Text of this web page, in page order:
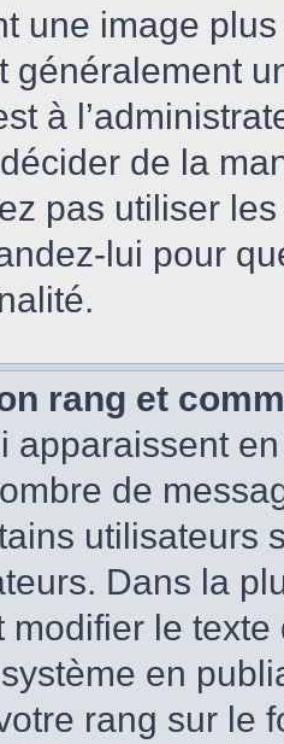
une image
généralement
à
de la
pas utiliser
lui pour
rang et
apparaissent
de
utilisateurs
Dans la
modifier le
en
rang sur le